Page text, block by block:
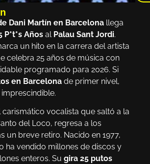
Dani Martín en Barcelona llega
P*t*s Años al Palau Sant Jordi.
un hito en la carrera del artista
celebra 25 años de música con
programado para 2026. Si
en Barcelona de primer nivel,
carismático vocalista que saltó a la
del Loco, regresa a los
un breve retiro. Nacido en 1977,
ha vendido millones de discos y
enteros. Su gira 25 putos